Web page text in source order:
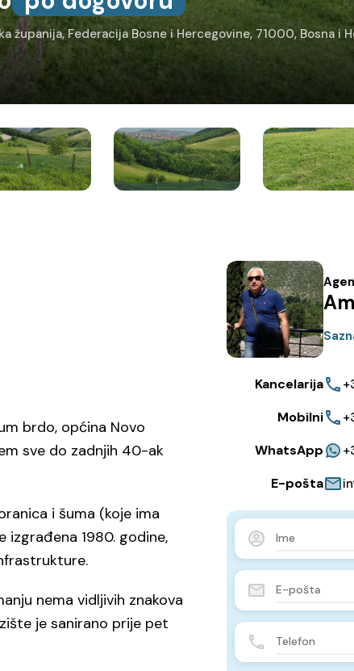
županija, Federacija Bosne i Hercegovine, 71000, Bosna i
brdo, općina Novo
sve do zadnjih 40-ak
i šuma (koje ima
izgrađena 1980. godine,
nema vidljivih znakova
je sanirano prije pet
Kancelarija
Mobilni
WhatsApp
E-pošta